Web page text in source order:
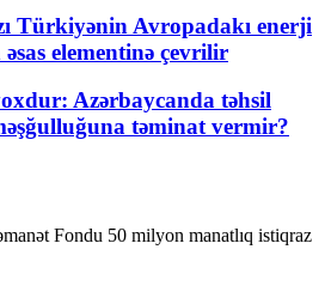
Türkiyənin Avropadakı enerji
elementinə çevrilir
Azərbaycanda təhsil
təminat vermir?
Fondu 50 milyon manatlıq istiqraz